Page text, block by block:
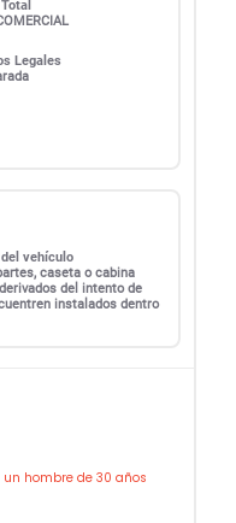
Legales
vehículo
caseta o cabina
del intento de
instalados dentro
hombre de 30 años